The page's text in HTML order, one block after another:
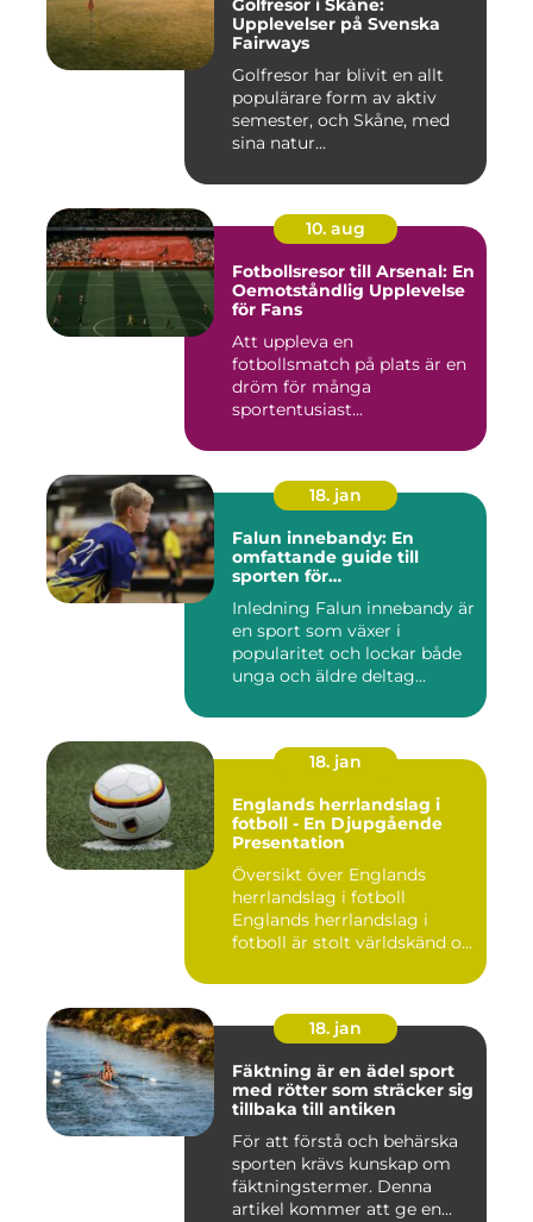
Golfresor i Skåne:
Upplevelser på Svenska
Fairways
Golfresor har blivit en allt
populärare form av aktiv
semester, och Skåne, med
sina natur...
10. aug
Fotbollsresor till Arsenal: En
Oemotståndlig Upplevelse
för Fans
Att uppleva en
fotbollsmatch på plats är en
dröm för många
sportentusiast...
18. jan
Falun innebandy: En
omfattande guide till
sporten för
Inledning Falun innebandy är
en sport som växer i
popularitet och lockar både
unga och äldre deltag...
18. jan
Englands herrlandslag i
fotboll - En Djupgående
Presentation
Översikt över Englands
herrlandslag i fotboll
Englands herrlandslag i
fotboll är stolt världskänd o...
18. jan
Fäktning är en ädel sport
med rötter som sträcker sig
tillbaka till antiken
För att förstå och behärska
sporten krävs kunskap om
fäktningstermer. Denna
artikel kommer att ge en...